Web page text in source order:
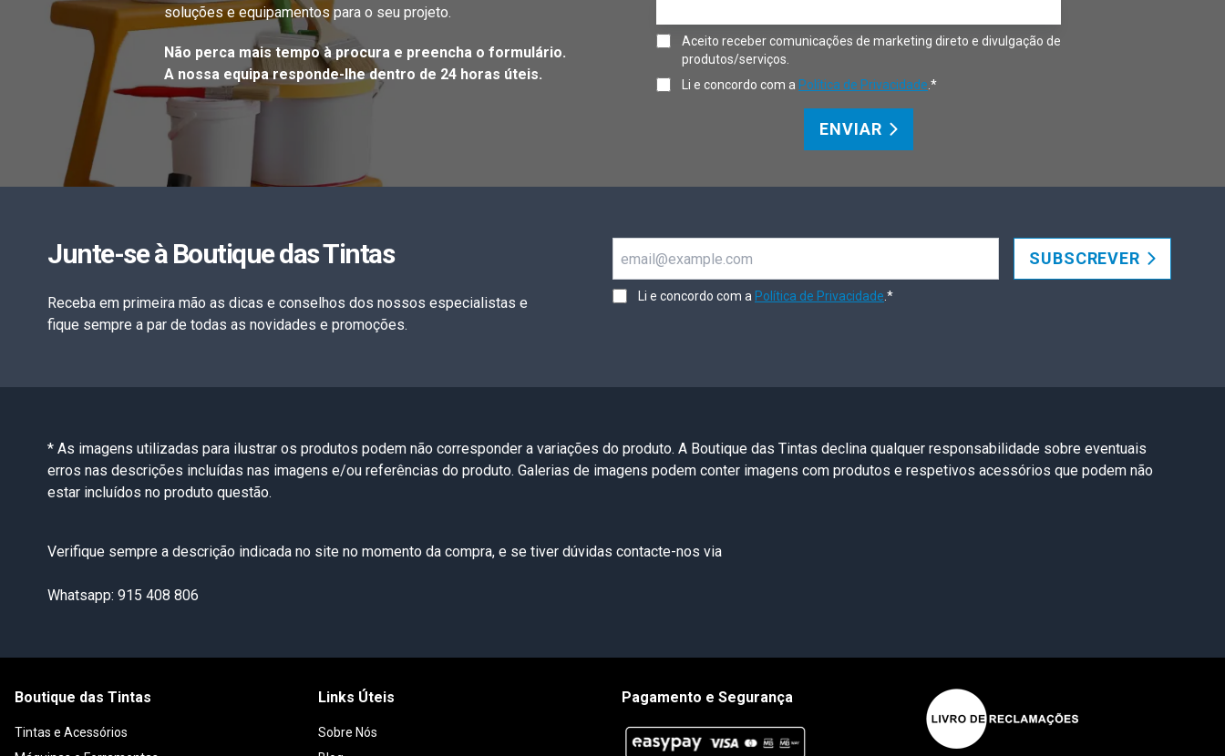
soluções e equipamentos para o seu projeto.
Não perca mais tempo à procura e preencha o formulário.
A nossa equipa responde-lhe dentro de 24 horas úteis.
Aceito receber comunicações de marketing direto e divulgação de
produtos/serviços.
Li e concordo com a Política de Privacidade .*
ENVIAR
Junte-se à Boutique das Tintas
Receba em primeira mão as dicas e conselhos dos nossos especialistas e
fique sempre a par de todas as novidades e promoções.
SUBSCREVER
Li e concordo com a Política de Privacidade .*
* As imagens utilizadas para ilustrar os produtos podem não corresponder a variações do produto. A Boutique das Tintas declina qualquer responsabilidade sobre eventuais
erros nas descrições incluídas nas imagens e/ou referências do produto. Galerias de imagens podem conter imagens com produtos e respetivos acessórios que podem não
estar incluídos no produto questão.
Verifique sempre a descrição indicada no site no momento da compra, e se tiver dúvidas contacte-nos via
Whatsapp: 915 408 806
Boutique das Tintas
Tintas e Acessórios
Links Úteis
Sobre Nós
Pagamento e Segurança